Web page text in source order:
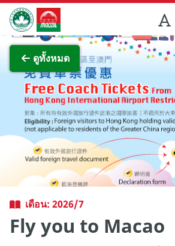
Skip to Main Content
สำนักงานการท่องเที่ยวของรัฐบาลมาเก๊า
ดูทั้งหมด
ภาพขยาย
เดือน: 2026/7
Fly you to Macao